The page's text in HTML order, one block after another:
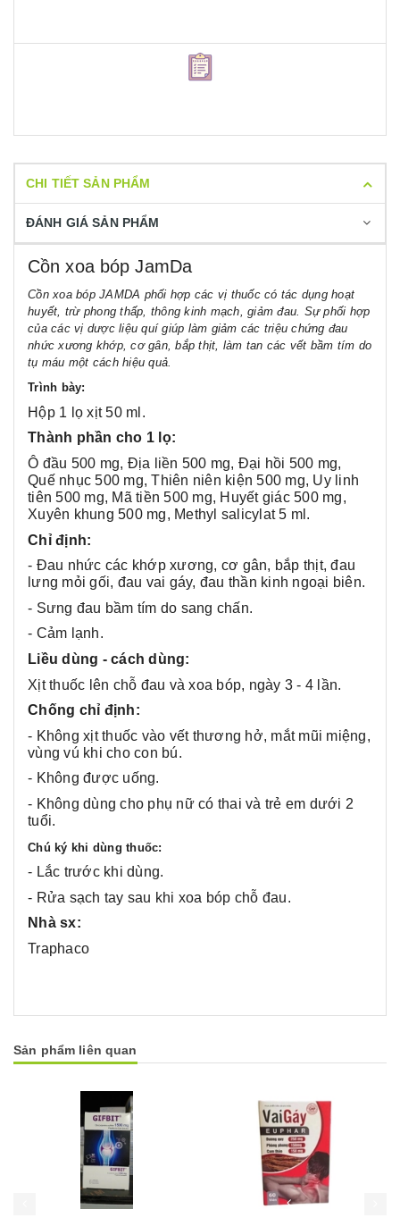
CHI TIẾT SẢN PHẨM
ĐÁNH GIÁ SẢN PHẨM
Cồn xoa bóp JamDa
Cồn xoa bóp JAMDA phối hợp các vị thuốc có tác dụng hoạt
huyết, trừ phong thấp, thông kinh mạch, giảm đau. Sự phối hợp
của các vị dược liệu quí giúp làm giảm các triệu chứng đau
nhức xương khớp, cơ gân, bắp thịt, làm tan các vết bầm tím do
tụ máu một cách hiệu quả.
Trình bày:
Hộp 1 lọ xịt 50 ml.
Thành phần cho 1 lọ:
Ô đầu 500 mg, Địa liền 500 mg, Đại hồi 500 mg,
Quế nhục 500 mg, Thiên niên kiện 500 mg, Uy linh
tiên 500 mg, Mã tiền 500 mg, Huyết giác 500 mg,
Xuyên khung 500 mg, Methyl salicylat 5 ml.
Chỉ định:
- Đau nhức các khớp xương, cơ gân, bắp thịt, đau
lưng mỏi gối, đau vai gáy, đau thần kinh ngoại biên.
- Sưng đau bầm tím do sang chấn.
- Cảm lạnh.
Liều dùng - cách dùng:
Xịt thuốc lên chỗ đau và xoa bóp, ngày 3 - 4 lần.
Chống chỉ định:
- Không xịt thuốc vào vết thương hở, mắt mũi miệng,
vùng vú khi cho con bú.
- Không được uống.
- Không dùng cho phụ nữ có thai và trẻ em dưới 2
tuổi.
Chú ký khi dùng thuốc:
- Lắc trước khi dùng.
- Rửa sạch tay sau khi xoa bóp chỗ đau.
Nhà sx:
Traphaco
Sản phẩm liên quan